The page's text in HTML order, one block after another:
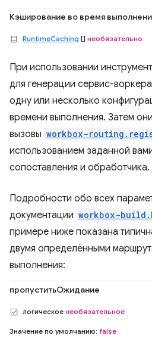
Кэширование во время
RuntimeCaching [] необязательно
При использовании
для генерации сервис-
одну или несколько
времени выполнения. Затем
вызовы workbox-
использованием заданной
сопоставления и обработчика.
Подробности обо всех
документации workbox-
примере ниже показана
двумя определёнными
выполнения:
пропуститьОжидание
логическое необязательное
Значение по умолчанию: false